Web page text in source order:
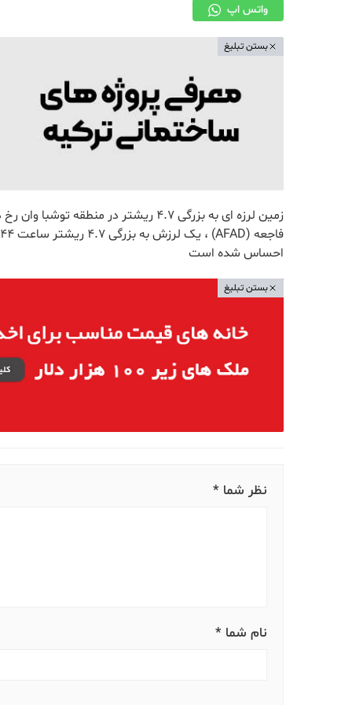
واتس اپ
بستن تبلیغ
زمین لرزه ای به بزرگی 4.7 ریشتر در
احساس شده است
بستن تبلیغ
نظر شما *
نام شما *